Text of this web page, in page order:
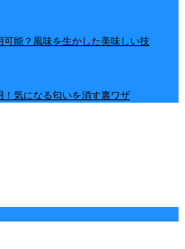
能？風味を生かした美味しい技
気になる匂いを消す裏ワザ